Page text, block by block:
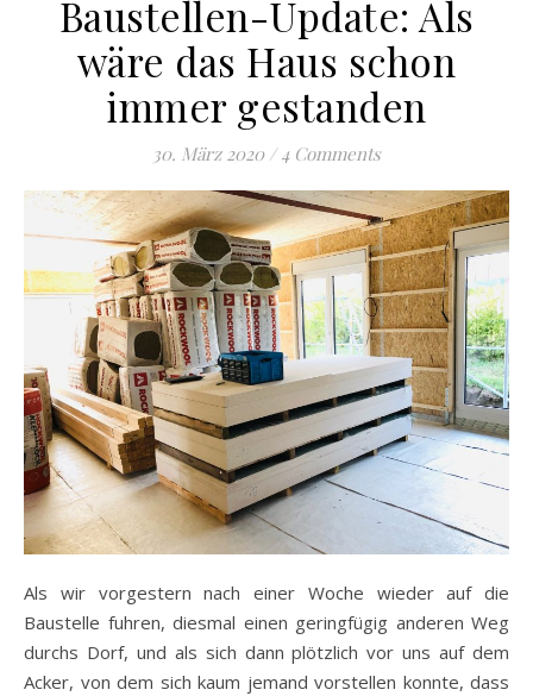
Baustellen-Update: Als
wäre das Haus schon
immer gestanden
30. März 2020 / 4 Comments
Als wir vorgestern nach einer Woche wieder auf die
Baustelle fuhren, diesmal einen geringfügig anderen Weg
durchs Dorf, und als sich dann plötzlich vor uns auf dem
Acker, von dem sich kaum jemand vorstellen konnte, dass